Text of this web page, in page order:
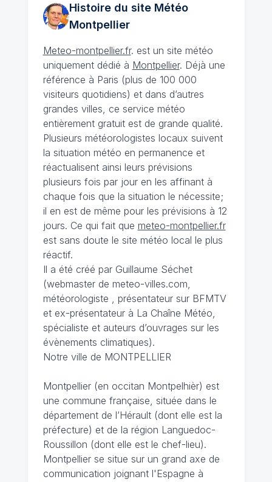
Histoire du site Météo
Montpellier
Meteo-montpellier.fr. est un site météo
uniquement dédié à Montpellier. Déjà une
référence à Paris (plus de 100 000
visiteurs quotidiens) et dans d’autres
grandes villes, ce service météo
entièrement gratuit est de grande qualité.
Plusieurs météorologistes locaux suivent
la situation météo en permanence et
réactualisent ainsi leurs prévisions
plusieurs fois par jour en les affinant à
chaque fois que la situation le nécessite;
il en est de même pour les prévisions à 12
jours. Ce qui fait que meteo-montpellier.fr
est sans doute le site météo local le plus
réactif.
Il a été créé par Guillaume Séchet
(webmaster de meteo-villes.com,
météorologiste , présentateur sur BFMTV
et ex-présentateur à La Chaîne Météo,
spécialiste et auteurs d’ouvrages sur les
évènements climatiques).
Notre ville de MONTPELLIER
Montpellier (en occitan Montpelhièr) est
une commune française, située dans le
département de l’Hérault (dont elle est la
préfecture) et de la région Languedoc-
Roussillon (dont elle est le chef-lieu).
Montpellier se situe sur un grand axe de
communication joignant l'Espagne à